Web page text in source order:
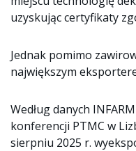
uzyskując certyfikaty
Jednak pomimo
największym
Według danych
konferencji PTMC w
sierpniu 2025 r.